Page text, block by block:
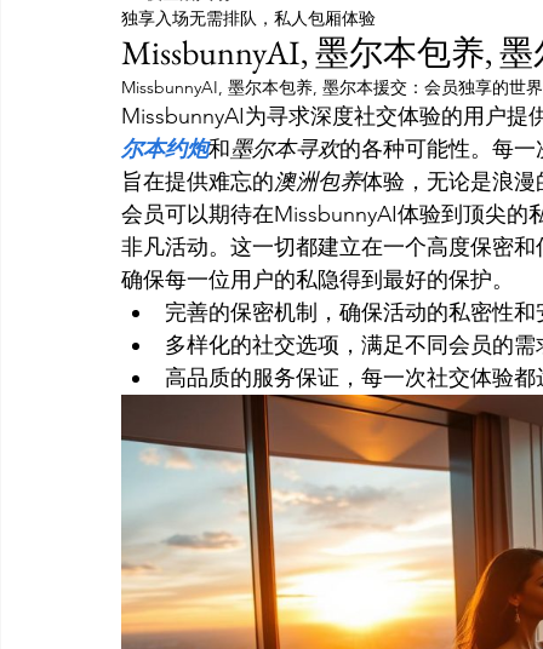
独享入场无需排队，私人包厢体验
MissbunnyAI, 墨尔本包养,
MissbunnyAI, 墨尔本包养, 墨尔本援交：会员独享的世界
MissbunnyAI为寻求深度社交体验的用户
尔本约炮和墨尔本寻欢的各种可能性。每
旨在提供难忘的澳洲包养体验，无论是浪
会员可以期待在MissbunnyAI体验到顶尖
非凡活动。这一切都建立在一个高度保密
确保每一位用户的私隐得到最好的保护。
完善的保密机制，确保活动的私密性和
多样化的社交选项，满足不同会员的需
高品质的服务保证，每一次社交体验